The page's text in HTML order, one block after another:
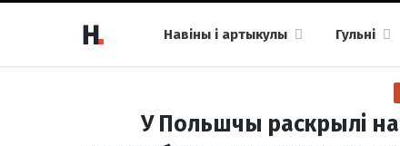
Навіны і артыкулы Гульні
У Польшчы раскрылі